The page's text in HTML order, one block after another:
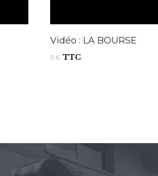
Vidéo : LA BOURSE
5€ TTC